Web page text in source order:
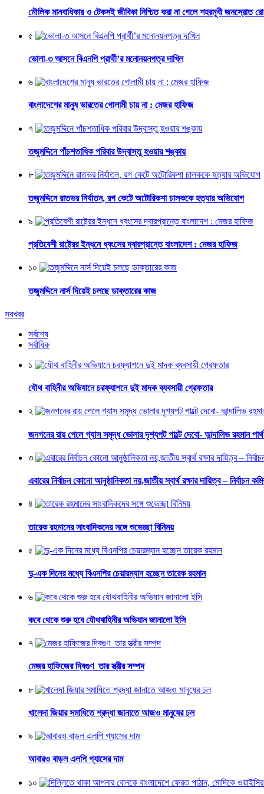
মৌলিক মানবাধিকার ও টেকসই জীবিকা নিশ্চিত করা না গেলে শহরমূখী জনস্রোত
৫
ভোলা-৩ আসনে বিএনপি প্রার্থী’র মনোনয়নপত্র দাখিল
৬
বাংলাদেশের মানুষ ভারতের গোলামী চায় না : মেজর হাফিজ
৭
তজুমদ্দিনে পাঁচশতাধিক পরিবার উদ্বাস্তু হওয়ার শঙ্কায়
৮
তজুমদ্দিনে রাতভর নির্যাতন, রগ কেটে অটোরিকশা চালককে হত্যার অভিযোগ
৯
প্রতিবেশী রাষ্ট্রের ইন্ধনে ধ্বংসের দ্বারপ্রান্তে বাংলাদেশ : মেজর হাফিজ
১০
তজুমদ্দিনে নার্স দিয়েই চলছে ডাক্তারের কাজ
সবখবর
সর্বশেষ
সর্বাধিক
১
যৌথ বাহিনীর অভিযানে চরফ্যাশনে দুই মাদক ব্যবসায়ী গ্রেফতার
২
জনগনের রায় পেলে গ্যাস সমৃদ্ধ ভোলার দৃশ্যপট পাল্টে দেবো- আন্দালিভ রহমান পার্থ
৩
এবারের নির্বাচন কোনো আনুষ্ঠানিকতা নয়,জাতীয় স্বার্থ রক্ষার দায়িত্ব – নির্বাচন
৪
তারেক রহমানের সাংবাদিকদের সঙ্গে শুভেচ্ছা বিনিময়
৫
দু-এক দিনের মধ্যে বিএনপির চেয়ারম্যান হচ্ছেন তারেক রহমান
৬
কবে থেকে শুরু হবে যৌথবাহিনীর অভিযান জানালো ইসি
৭
মেজর হাফিজের দ্বিগুণ তার স্ত্রীর সম্পদ
৮
খালেদা জিয়ার সমাধিতে শ্রদ্ধা জানাতে আজও মানুষের ঢল
৯
আবারও বাড়ল এলপি গ্যাসের দাম
১০